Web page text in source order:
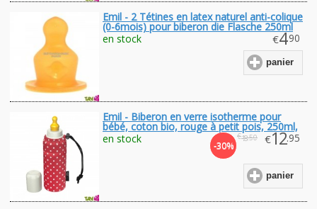
Emil - 2 Tétines en latex naturel anti-colique
(0-6mois) pour biberon die Flasche 250ml
€4.90
en stock
panier
Emil - Biberon en verre isotherme pour
bébé, coton bio, rouge à petit pois, 250ml,
-30%
€18.50 €12.95
en stock
panier